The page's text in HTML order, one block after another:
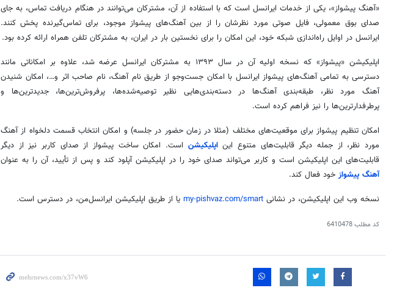
«آهنگ پیشواز»، یکی از خدمات ایرانسل است که با استفاده از آن، مشترکان می‌توانند در هنگام دریافت تماس، به جای
صدای بوق معمولی، فایل صوتی مورد نظرشان را از بین آهنگ‌های پیشواز موجود، برای تماس‌گیرنده پخش کنند.
ایرانسل در اوایل راه‌اندازی شبکه خود، این امکان را برای نخستین بار در ایران، به مشترکان تلفن همراه ارائه کرده بود.
اپلیکیشن «پیشواز» که نسخه اولیه آن در سال ۱۳۹۳ به مشترکان ایرانسل عرضه شد، علاوه بر امکاناتی مانند
دسترسی به تمامی آهنگ‌های پیشواز ایرانسل با امکان جست‌وجو از طریق نام آهنگ، نام صاحب اثر و…، امکان شنیدن
آهنگ مورد نظر، طبقه‌بندی آهنگ‌ها در دسته‌بندی‌هایی نظیر توصیه‌شده‌ها، پرفروش‌ترین‌ها، جدیدترین‌ها و
پرطرفدارترین‌ها را نیز فراهم کرده است.
امکان تنظیم پیشواز برای موقعیت‌های مختلف (مثلا در زمان حضور در جلسه) و امکان انتخاب قسمت دلخواه از آهنگ
مورد نظر، از جمله دیگر قابلیت‌های متنوع ایناپلیکیشن است. امکان ساخت پیشواز از صدای کاربر نیز از دیگر
قابلیت‌های این اپلیکیشن است و کاربر می‌تواند صدای خود را در اپلیکیشن آپلود کند و پس از تأیید، آن را به عنوان
آهنگ پیشوازخود فعال کند.
نسخه وب این اپلیکیشن، در نشانی my-pishvaz.com/smart یا از طریق اپلیکیشن ایرانسل‌من، در دسترس است.
کد مطلب6410478